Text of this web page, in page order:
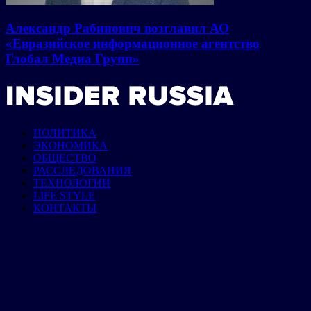
Александр Рабинович возглавил АО
«Евразийское информационное агентство
Глобал Медиа Групп»
ПОЛИТИКА
ЭКОНОМИКА
ОБЩЕСТВО
РАССЛЕДОВАНИЯ
ТЕХНОЛОГИИ
LIFE STYLE
КОНТАКТЫ